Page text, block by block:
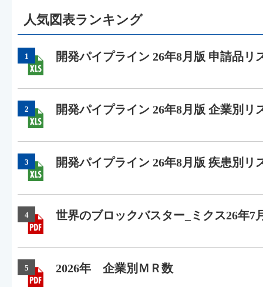
人気図表ランキング
1 開発パイプライン 26年8月版 申請品リ
2 開発パイプライン 26年8月版 企業別リ
3 開発パイプライン 26年8月版 疾患別リ
4 世界のブロックバスター_ミクス26年7
5 2026年 企業別ＭＲ数